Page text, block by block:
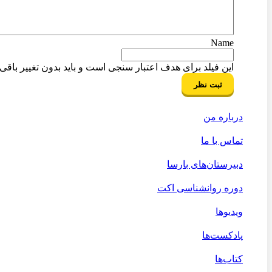
Name
این فیلد برای هدف اعتبار سنجی است و باید بدون تغییر باقی
درباره من
تماس با ما
دبیرستان‌های بارسا
دوره روانشناسی اکت
ویدیوها
پادکست‌ها
کتاب‌ها